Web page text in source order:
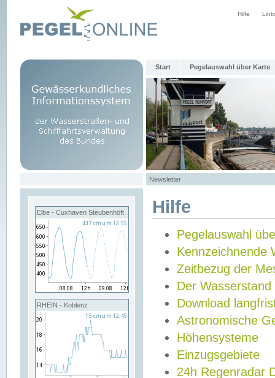
Hilfe
Start Pegelauswahl über Karte
Newsletter
Elbe - Cuxhaven Steubenhöft
RHEIN - Koblenz
Hilfe
Pegelauswahl
Kennzeichnende
Zeitbezug der
Der Wasserstand
Download
Astronomische
Höhensysteme
Einzugsgebiete
24h Regenradar